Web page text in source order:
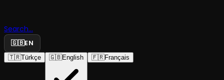
Search...
🇬🇧EN
🇹🇷Türkçe 🇬🇧English 🇫🇷Français